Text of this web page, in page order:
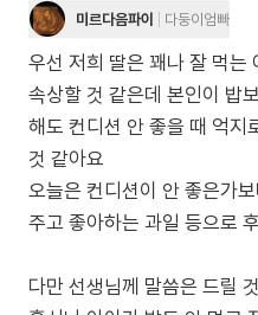
미르다음파이 다둥이엄빠
우선 저희 딸은 꽤나 잘 먹는
속상할 것 같은데 본인이 밥
해도 컨디션 안 좋을 때 억지
것 같아요
오늘은 컨디션이 안 좋은가
주고 좋아하는 과일 등으로
다만 선생님께 말씀은 드릴